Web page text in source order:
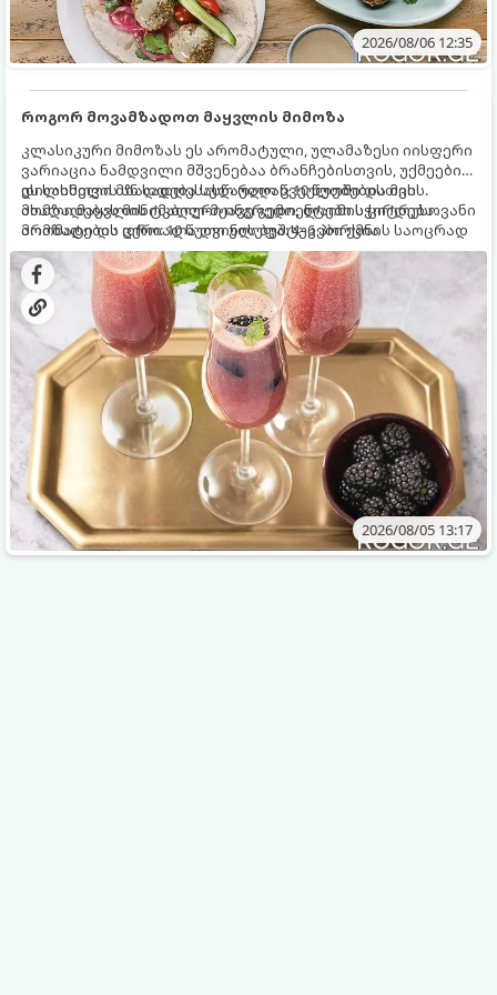
2026/08/06 12:35
როგორ მოვამზადოთ მაყვლის მიმოზა
კლასიკური მიმოზას ეს არომატული, ულამაზესი იისფერი
ვარიაცია ნამდვილი მშვენებაა ბრანჩებისთვის, უქმეების
დილისთვის ან სადღესასწაულო წვეულებებისთვის.
ახალი მაყვლის ტკბილ-მჟავე გემო, ლაიმის ციტრუსოვანი
არომატი და ცქრიალა ღვინის ბუშტუკები ქმნის საოცრად
დახვეწილ და მაგრილებელ კოქტეილს.
ეს სასმელი მზადდება სულ რაღაც 10 წუთში და მის
მომზადებას მინიმალური ინგრედიენტები სჭირდება.
მომზადების დრო: 10 წუთი ულუფა: 4–6 პორცია
2026/08/05 13:17